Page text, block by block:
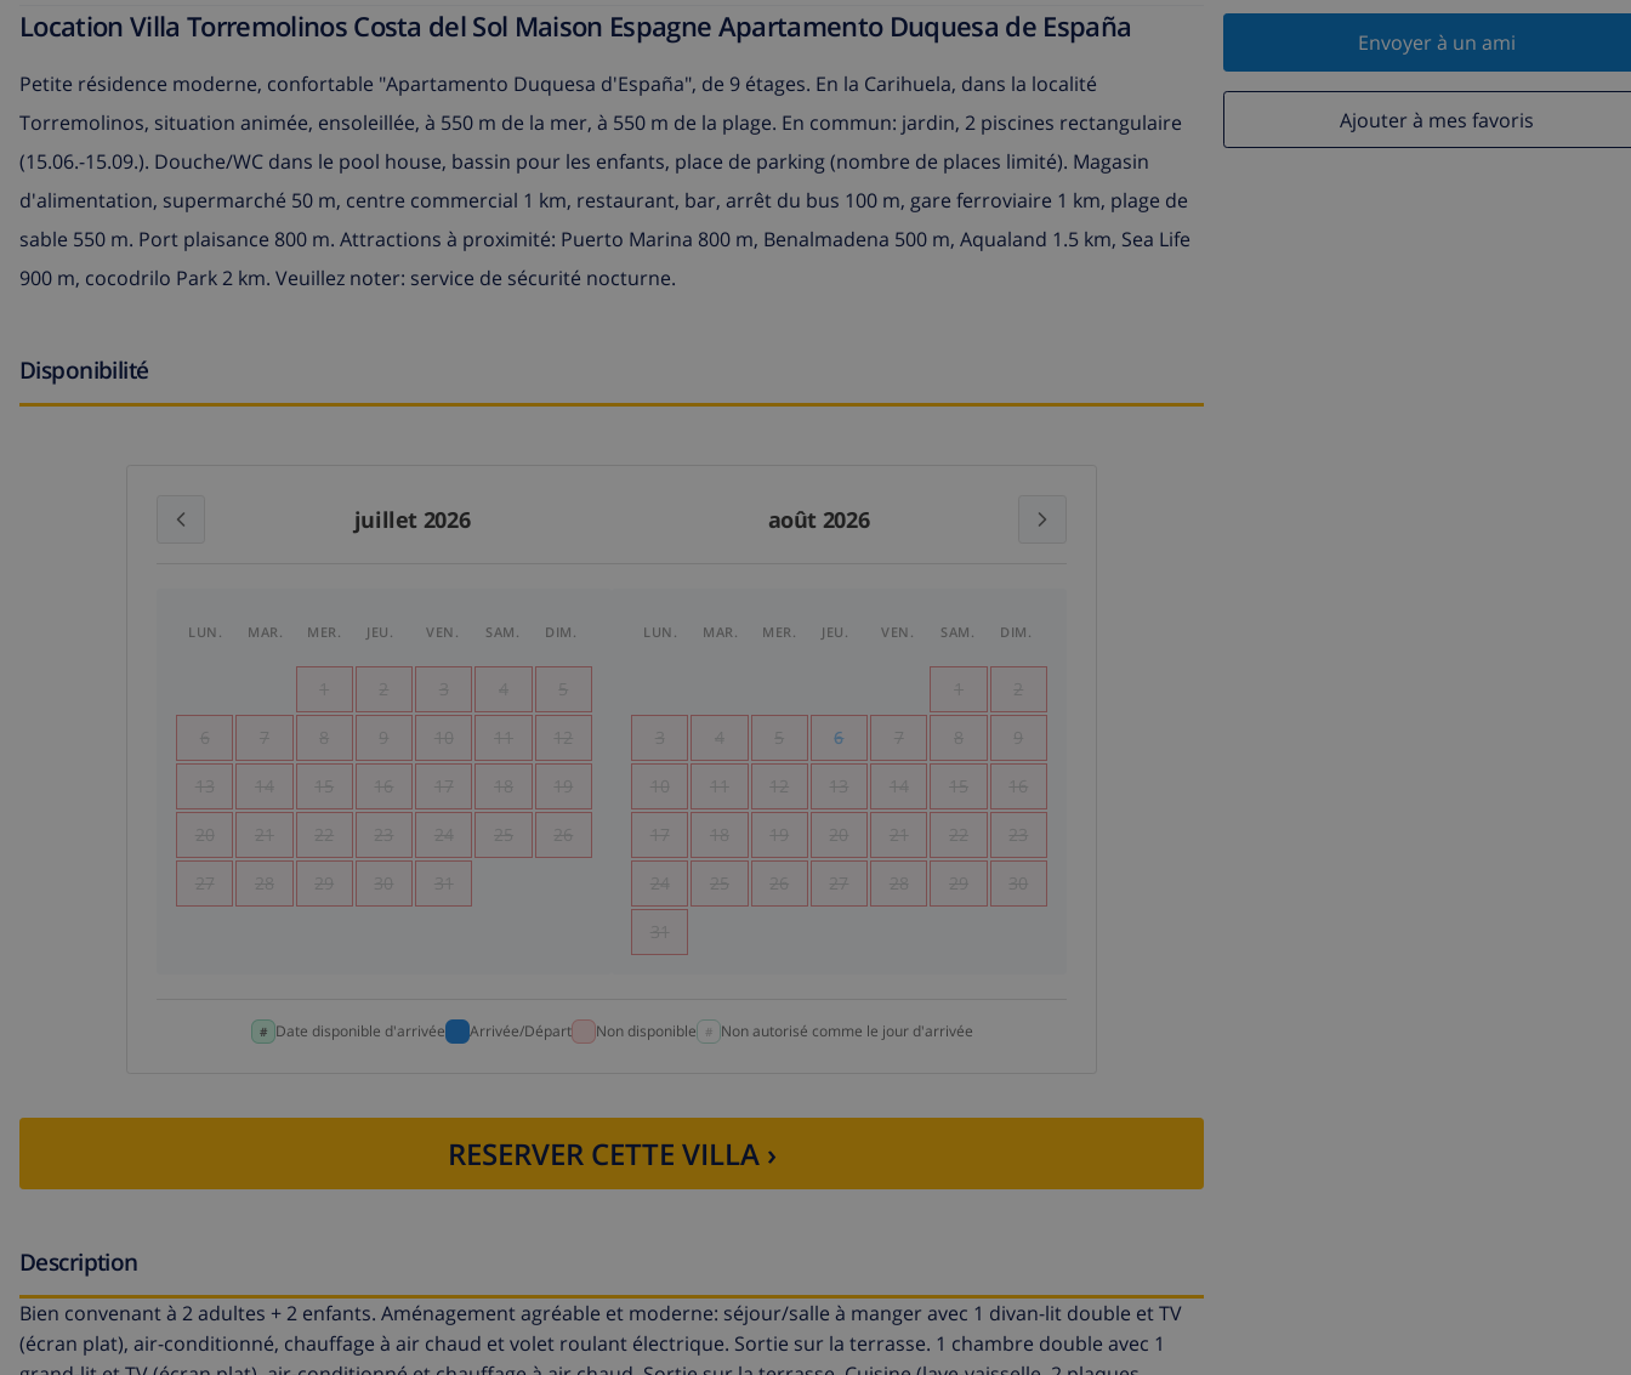
Envoyer à un ami
Ajouter à mes favoris
Location Villa Torremolinos Costa del Sol Maison Espagne Apartamento Duquesa de España
Petite résidence moderne, confortable "Apartamento Duquesa d'España", de 9 étages. En la Carihuela, dans la localité
Torremolinos, situation animée, ensoleillée, à 550 m de la mer, à 550 m de la plage. En commun: jardin, 2 piscines rectangulaire
(15.06.-15.09.). Douche/WC dans le pool house, bassin pour les enfants, place de parking (nombre de places limité). Magasin
d'alimentation, supermarché 50 m, centre commercial 1 km, restaurant, bar, arrêt du bus 100 m, gare ferroviaire 1 km, plage de
sable 550 m. Port plaisance 800 m. Attractions à proximité: Puerto Marina 800 m, Benalmadena 500 m, Aqualand 1.5 km, Sea Life
900 m, cocodrilo Park 2 km. Veuillez noter: service de sécurité nocturne.
Disponibilité
juillet 2026 août 2026
LUN. MAR. MER. JEU. VEN. SAM. DIM.
1 2 3 4 5
6 7 8 9 10 11 12
13 14 15 16 17 18 19
20 21 22 23 24 25 26
27 28 29 30 31
LUN. MAR. MER. JEU. VEN. SAM. DIM.
1 2
3 4 5 6 7 8 9
10 11 12 13 14 15 16
17 18 19 20 21 22 23
24 25 26 27 28 29 30
31
Date disponible d'arrivée Arrivée/Départ Non disponible Non autorisé comme le jour d'arrivée
RESERVER CETTE VILLA ›
Description
Bien convenant à 2 adultes + 2 enfants. Aménagement agréable et moderne: séjour/salle à manger avec 1 divan-lit double et TV
(écran plat), air-conditionné, chauffage à air chaud et volet roulant électrique. Sortie sur la terrasse. 1 chambre double avec 1